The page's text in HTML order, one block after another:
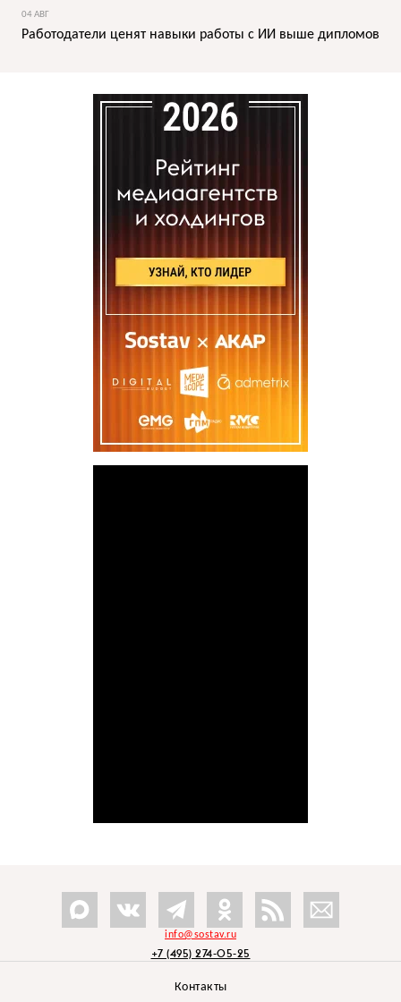
04 АВГ
Работодатели ценят навыки работы с ИИ выше дипломов
info@sostav.ru
+7 (495) 274-05-25
Контакты